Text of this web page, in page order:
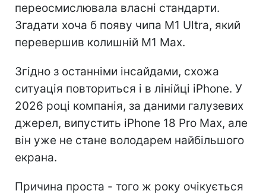
переосмислювала власні стандарти.
Згадати хоча б появу чипа M1 Ultra, який
перевершив колишній M1 Max.
Згідно з останніми інсайдами, схожа
ситуація повториться і в лінійці iPhone. У
2026 році компанія, за даними галузевих
джерел, випустить iPhone 18 Pro Max, але
він уже не стане володарем найбільшого
екрана.
Причина проста - того ж року очікується